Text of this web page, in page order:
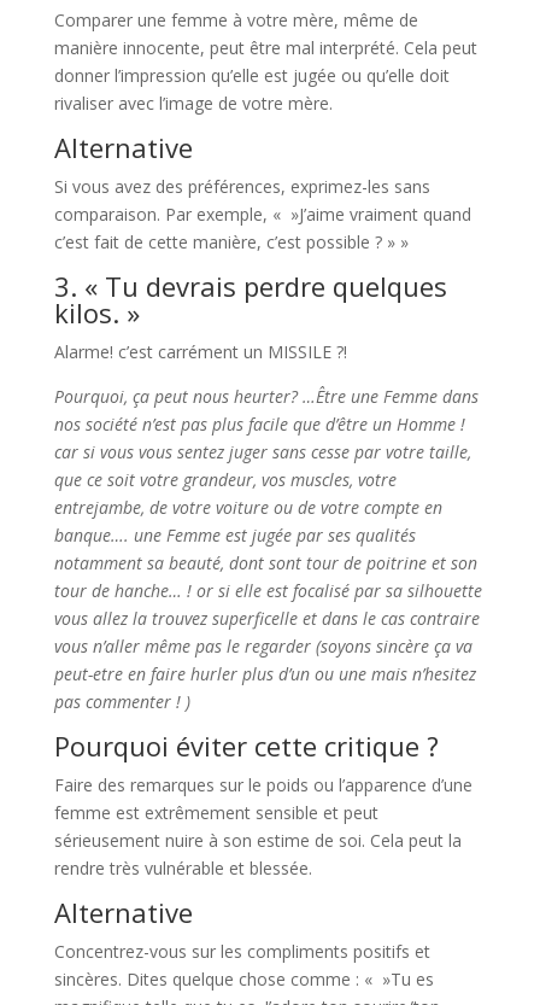
Comparer une femme à votre mère, même de
manière innocente, peut être mal interprété. Cela peut
donner l’impression qu’elle est jugée ou qu’elle doit
rivaliser avec l’image de votre mère.
Alternative
Si vous avez des préférences, exprimez-les sans
comparaison. Par exemple, « »J’aime vraiment quand
c’est fait de cette manière, c’est possible ? » »
3. « Tu devrais perdre quelques
kilos. »
Alarme! c’est carrément un MISSILE ?!
Pourquoi, ça peut nous heurter? …Être une Femme dans
nos société n’est pas plus facile que d’être un Homme !
car si vous vous sentez juger sans cesse par votre taille,
que ce soit votre grandeur, vos muscles, votre
entrejambe, de votre voiture ou de votre compte en
banque…. une Femme est jugée par ses qualités
notamment sa beauté, dont sont tour de poitrine et son
tour de hanche… ! or si elle est focalisé par sa silhouette
vous allez la trouvez superficelle et dans le cas contraire
vous n’aller même pas le regarder (soyons sincère ça va
peut-etre en faire hurler plus d’un ou une mais n’hesitez
pas commenter ! )
Pourquoi éviter cette critique ?
Faire des remarques sur le poids ou l’apparence d’une
femme est extrêmement sensible et peut
sérieusement nuire à son estime de soi. Cela peut la
rendre très vulnérable et blessée.
Alternative
Concentrez-vous sur les compliments positifs et
sincères. Dites quelque chose comme : « »Tu es